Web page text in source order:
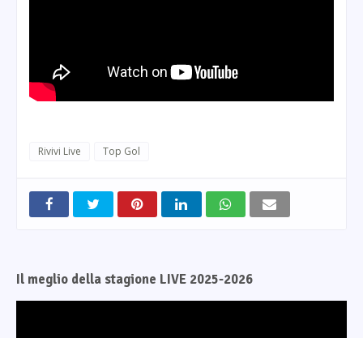
Rivivi Live Top Gol
Il meglio della stagione LIVE 2025-2026